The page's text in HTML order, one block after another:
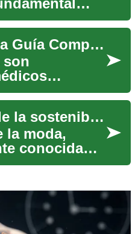
y
que buscan
Audífonos: Una Guía Completa para Mejorar la Audición en España
son
amplificar el
la calidad
La influencia de la sostenibilidad en la moda
la moda,
conocida
y
está